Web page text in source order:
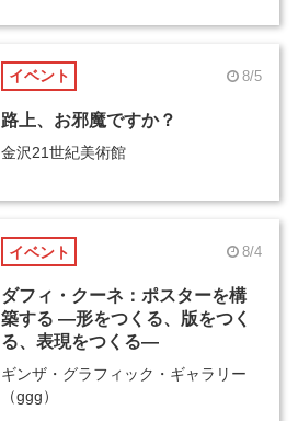
イベント 8/5
路上、お邪魔ですか？
金沢21世紀美術館
イベント 8/4
ダフィ・クーネ：ポスターを構
築する ―形をつくる、版をつく
る、表現をつくる―
ギンザ・グラフィック・ギャラリー
（ggg）